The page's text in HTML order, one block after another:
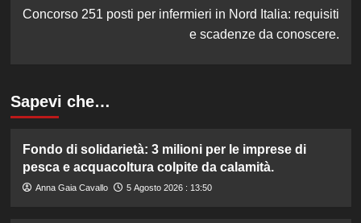
Concorso 251 posti per infermieri in Nord Italia: requisiti
e scadenze da conoscere.
Sapevi che…
Fondo di solidarietà: 3 milioni per le imprese di
pesca e acquacoltura colpite da calamità.
Anna Gaia Cavallo 5 Agosto 2026 : 13:50